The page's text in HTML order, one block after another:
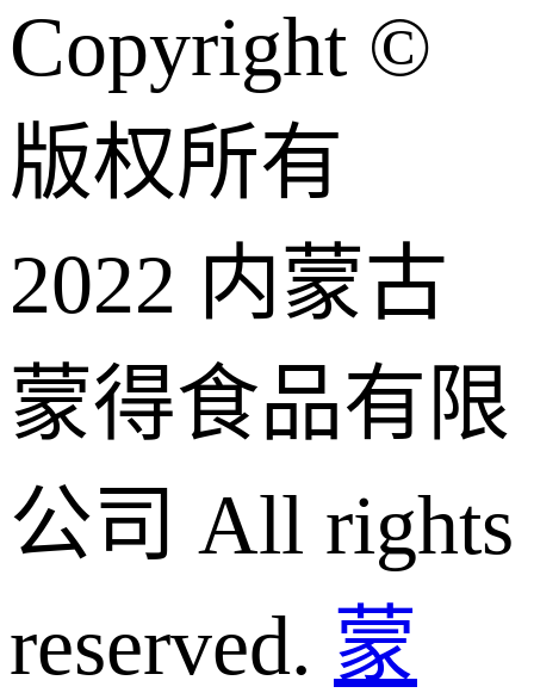
Copyright ©
版权所有
2022 内蒙古
蒙得食品有限
公司 All rights
reserved. 蒙